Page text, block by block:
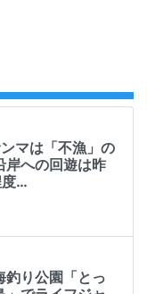
マは「不漁」の
への回遊は昨
度…
釣り公園「とっ